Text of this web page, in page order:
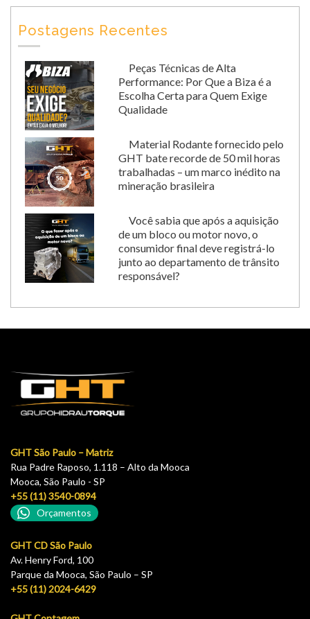
Postagens Recentes
Peças Técnicas de Alta
Performance: Por Que a Biza é a
Escolha Certa para Quem Exige
Qualidade
Material Rodante fornecido pelo
GHT bate recorde de 50 mil horas
trabalhadas – um marco inédito na
mineração brasileira
Você sabia que após a aquisição
de um bloco ou motor novo, o
consumidor final deve registrá-lo
junto ao departamento de trânsito
responsável?
GHT São Paulo – Matriz
Rua Padre Raposo, 1.118 – Alto da Mooca
Mooca, São Paulo - SP
+55 (11) 3540-0894
Orçamentos
GHT CD São Paulo
Av. Henry Ford, 100
Parque da Mooca, São Paulo – SP
+55 (11) 2024-6429